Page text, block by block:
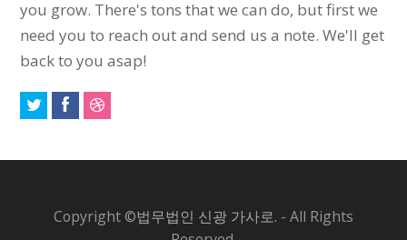
you grow. There's tons that we can do, but first we
need you to reach out and send us a note. We'll get
back to you asap!
Copyright ©법무법인 신광 가사로. - All Rights